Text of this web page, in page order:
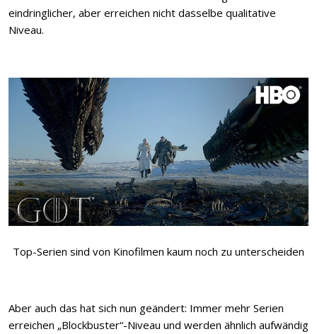
eindringlicher, aber erreichen nicht dasselbe qualitative
Niveau.
Top-Serien sind von Kinofilmen kaum noch zu unterscheiden
Aber auch das hat sich nun geändert: Immer mehr Serien
erreichen „Blockbuster“-Niveau und werden ähnlich aufwändig